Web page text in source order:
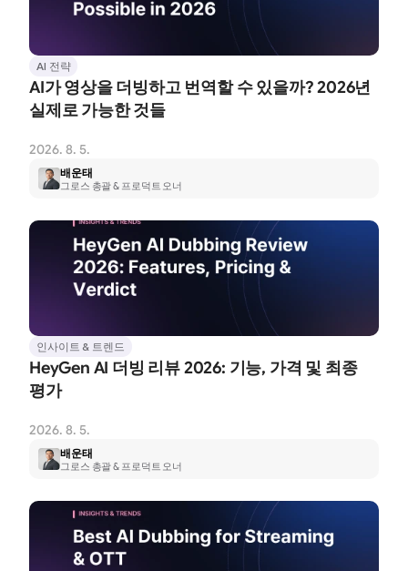
AI 전략
AI가 영상을 더빙하고 번역할 수 있을까? 2026년
실제로 가능한 것들
2026. 8. 5.
배운태
그로스 총괄 & 프로덕트 오너
인사이트 & 트렌드
HeyGen AI 더빙 리뷰 2026: 기능, 가격 및 최종
평가
2026. 8. 5.
배운태
그로스 총괄 & 프로덕트 오너